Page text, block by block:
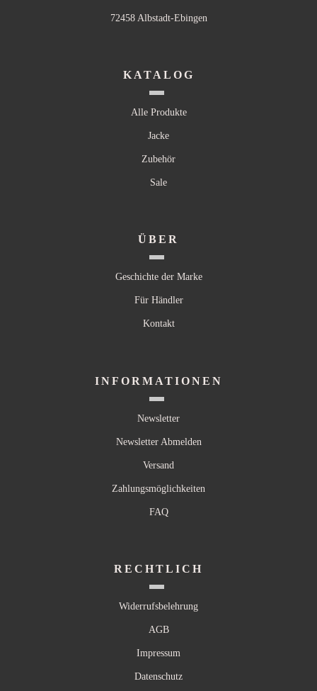
72458 Albstadt-Ebingen
KATALOG
Alle Produkte
Jacke
Zubehör
Sale
ÜBER
Geschichte der Marke
Für Händler
Kontakt
INFORMATIONEN
Newsletter
Newsletter Abmelden
Versand
Zahlungsmöglichkeiten
FAQ
RECHTLICH
Widerrufsbelehrung
AGB
Impressum
Datenschutz